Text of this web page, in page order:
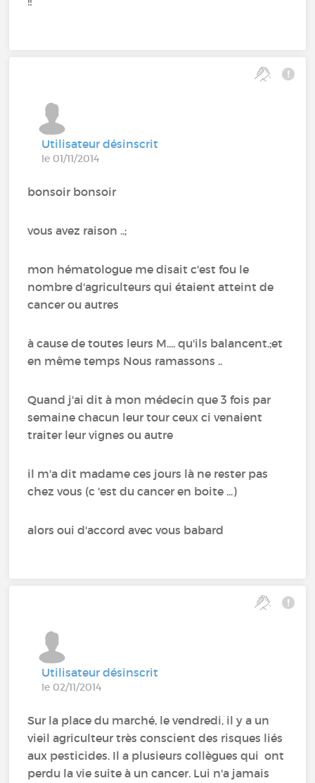
Utilisateur désinscrit
le 01/11/2014
bonsoir bonsoir
vous avez raison ..;
mon hématologue me disait c'est fou le
nombre d'agriculteurs qui étaient atteint de
cancer ou autres
à cause de toutes leurs M.... qu'ils balancent.;et
en même temps Nous ramassons ..
Quand j'ai dit à mon médecin que 3 fois par
semaine chacun leur tour ceux ci venaient
traiter leur vignes ou autre
il m'a dit madame ces jours là ne rester pas
chez vous (c 'est du cancer en boite ...)
alors oui d'accord avec vous babard
Utilisateur désinscrit
le 02/11/2014
Sur la place du marché, le vendredi, il y a un
vieil agriculteur très conscient des risques liés
aux pesticides. Il a plusieurs collègues qui ont
perdu la vie suite à un cancer. Lui n'a jamais